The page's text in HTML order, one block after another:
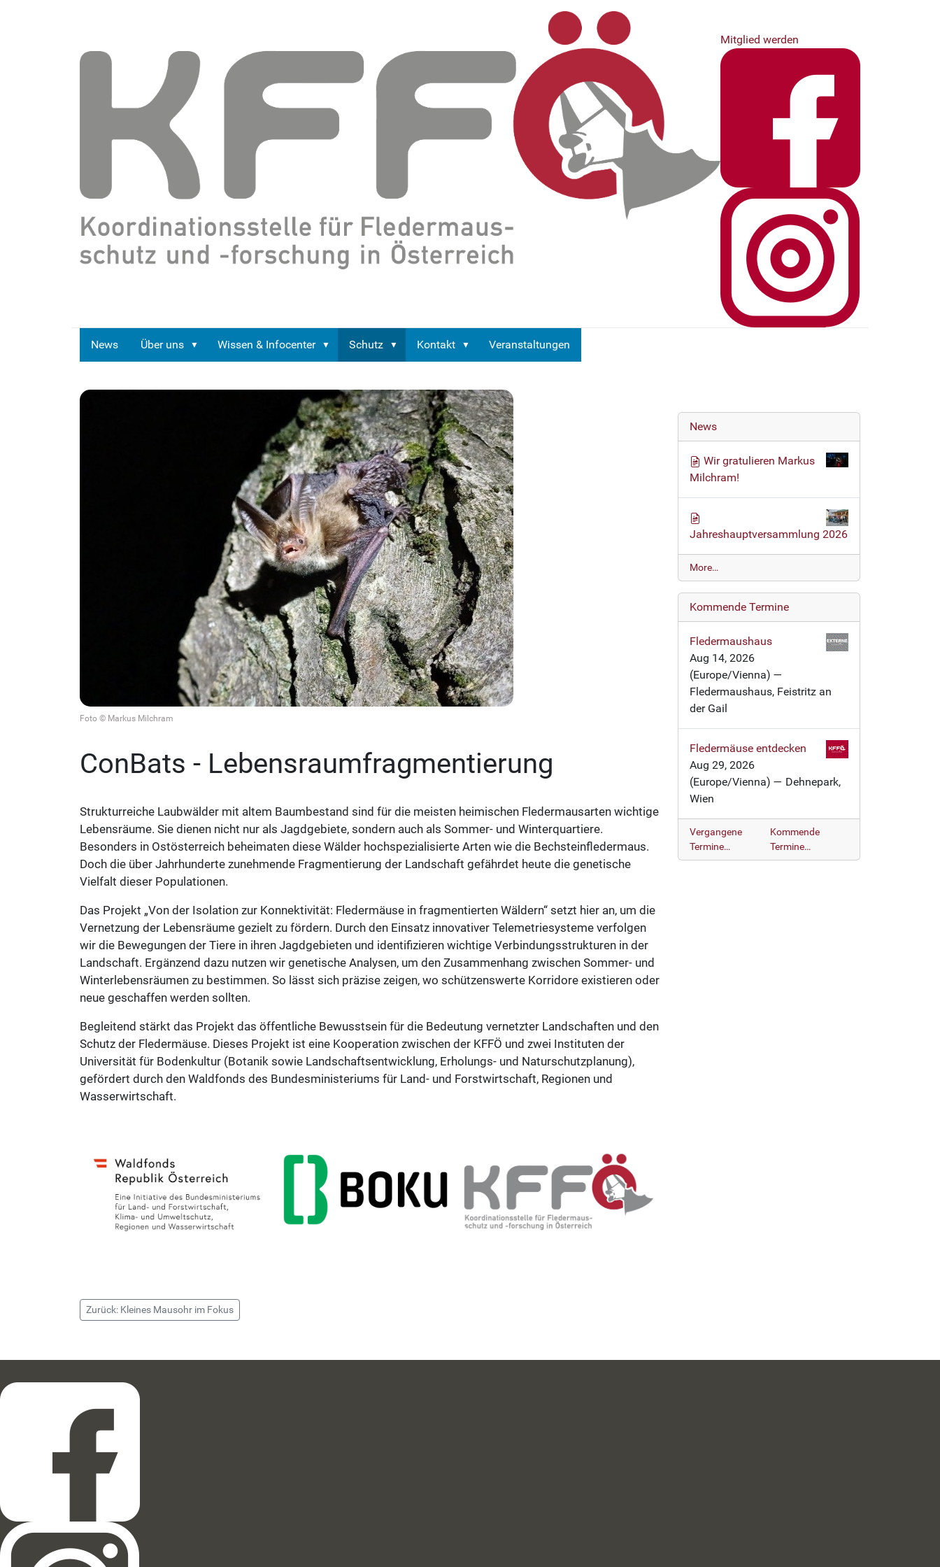
Mitglied werden
News Über uns Wissen & Infocenter Schutz Kontakt Veranstaltungen
Foto © Markus Milchram
ConBats - Lebensraumfragmentierung
Strukturreiche Laubwälder mit altem Baumbestand sind für die meisten heimischen Fledermausarten wichtige
Lebensräume. Sie dienen nicht nur als Jagdgebiete, sondern auch als Sommer- und Winterquartiere.
Besonders in Ostösterreich beheimaten diese Wälder hochspezialisierte Arten wie die Bechsteinfledermaus.
Doch die über Jahrhunderte zunehmende Fragmentierung der Landschaft gefährdet heute die genetische
Vielfalt dieser Populationen.
Das Projekt „Von der Isolation zur Konnektivität: Fledermäuse in fragmentierten Wäldern“ setzt hier an, um die
Vernetzung der Lebensräume gezielt zu fördern. Durch den Einsatz innovativer Telemetriesysteme verfolgen
wir die Bewegungen der Tiere in ihren Jagdgebieten und identifizieren wichtige Verbindungsstrukturen in der
Landschaft. Ergänzend dazu nutzen wir genetische Analysen, um den Zusammenhang zwischen Sommer- und
Winterlebensräumen zu bestimmen. So lässt sich präzise zeigen, wo schützenswerte Korridore existieren oder
neue geschaffen werden sollten.
Begleitend stärkt das Projekt das öffentliche Bewusstsein für die Bedeutung vernetzter Landschaften und den
Schutz der Fledermäuse. Dieses Projekt ist eine Kooperation zwischen der KFFÖ und zwei Instituten der
Universität für Bodenkultur (Botanik sowie Landschaftsentwicklung, Erholungs- und Naturschutzplanung),
gefördert durch den Waldfonds des Bundesministeriums für Land- und Forstwirtschaft, Regionen und
Wasserwirtschaft.
Zurück: Kleines Mausohr im Fokus
News
Wir gratulieren Markus
Milchram!
Jahreshauptversammlung 2026
N
e
w
s
-
More…
Kommende Termine
Fledermaushaus
Aug 14, 2026
(Europe/Vienna) —
Fledermaushaus, Feistritz an
der Gail
Fledermäuse entdecken
Aug 29, 2026
(Europe/Vienna) — Dehnepark,
Wien
Vergangene
Termine…
Kommende
Termine…